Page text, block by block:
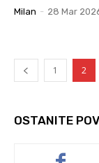
Milan - 28 Mar
1 2
OSTANITE